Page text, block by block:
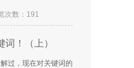
次数：191
！（上）
过，现在对关键词的